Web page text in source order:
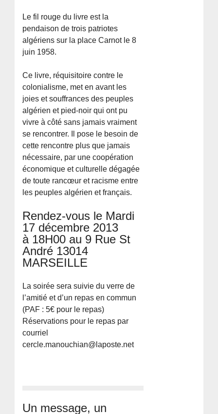
Le fil rouge du livre est la
pendaison de trois patriotes
algériens sur la place Carnot le 8
juin 1958.
Ce livre, réquisitoire contre le
colonialisme, met en avant les
joies et souffrances des peuples
algérien et pied-noir qui ont pu
vivre à côté sans jamais vraiment
se rencontrer. Il pose le besoin de
cette rencontre plus que jamais
nécessaire, par une coopération
économique et culturelle dégagée
de toute rancœur et racisme entre
les peuples algérien et français.
Rendez-vous le Mardi
17 décembre 2013
à 18H00 au 9 Rue St
André 13014
MARSEILLE
La soirée sera suivie du verre de
l’amitié et d’un repas en commun
(PAF : 5€ pour le repas)
Réservations pour le repas par
courriel
cercle.manouchian@laposte.net
Un message, un